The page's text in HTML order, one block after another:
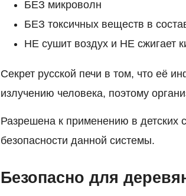
БЕЗ микроволн
БЕЗ токсичных веществ в
НЕ сушит воздух и НЕ сжигает
Секрет русской печи в том, что её
излучению человека, поэтому
Разрешена к применению в детских
безопасности данной системы.
Безопасно для